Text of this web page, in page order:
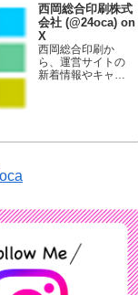
西岡総合印刷株式
会社 (@24oca) on
X
西岡総合印刷か
ら、運営サイトの
新着情報やキャン
ています。